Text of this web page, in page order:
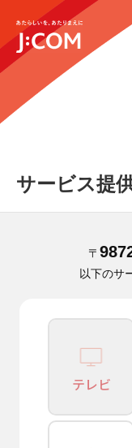
サービス提
〒
以下のサ
テレビ